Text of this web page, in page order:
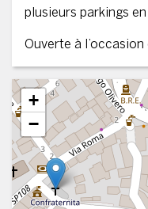
plusieurs parkings
Ouverte à
+
−